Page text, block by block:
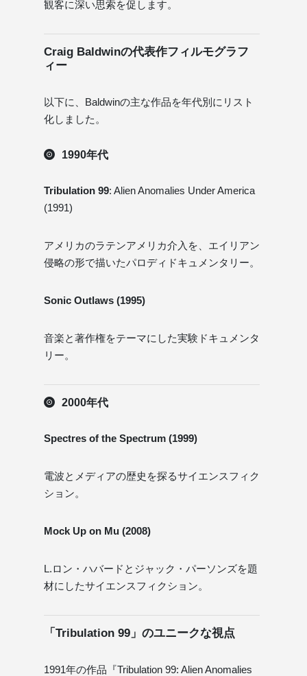
観客に深い思索を促します。
Craig Baldwinの代表作フィルモグラフ
ィー
以下に、Baldwinの主な作品を年代別にリスト
化しました。
1990年代
Tribulation 99: Alien Anomalies Under America
(1991)
アメリカのラテンアメリカ介入を、エイリアン
侵略の形で描いたパロディドキュメンタリー。
Sonic Outlaws (1995)
音楽と著作権をテーマにした実験ドキュメンタ
リー。
2000年代
Spectres of the Spectrum (1999)
電波とメディアの歴史を探るサイエンスフィク
ション。
Mock Up on Mu (2008)
L.ロン・ハバードとジャック・パーソンズを題
材にしたサイエンスフィクション。
「Tribulation 99」のユニークな視点
1991年の作品『Tribulation 99: Alien Anomalies